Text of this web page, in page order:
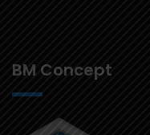
BM Concept